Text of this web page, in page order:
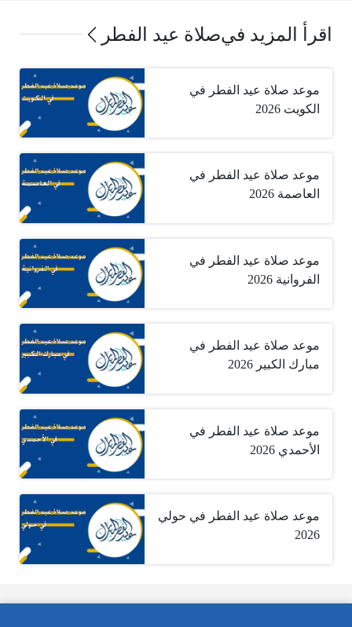
اقرأ المزيد فيصلاة عيد الفطر
موعد صلاة عيد الفطر في
الكويت 2026
موعد صلاة عيد الفطر في
العاصمة 2026
موعد صلاة عيد الفطر في
الفروانية 2026
موعد صلاة عيد الفطر في
مبارك الكبير 2026
موعد صلاة عيد الفطر في
الأحمدي 2026
موعد صلاة عيد الفطر في حولي
2026